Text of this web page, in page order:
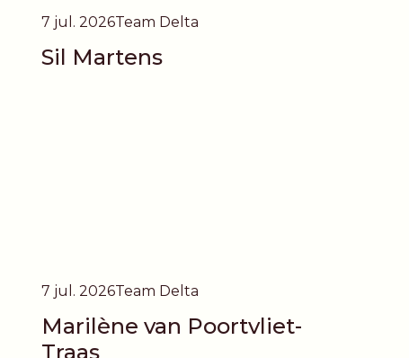
7 jul. 2026Team Delta
Sil Martens
7 jul. 2026Team Delta
Marilène van Poortvliet-
Traas